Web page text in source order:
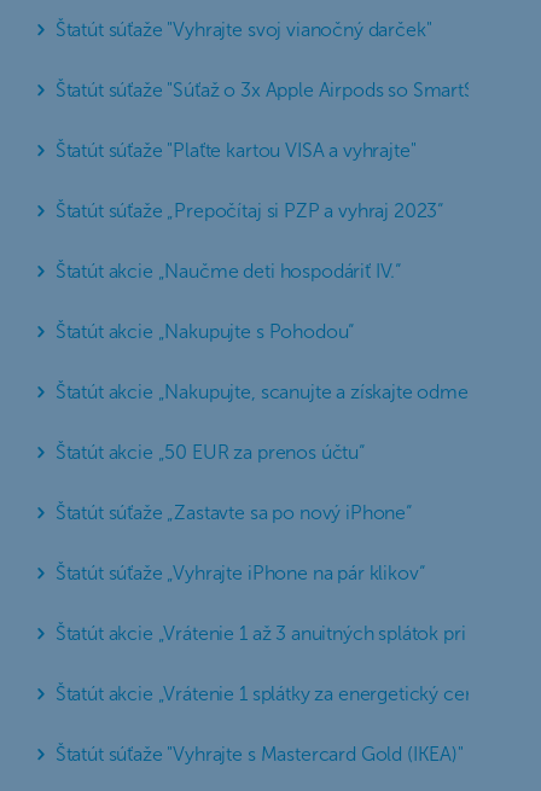
Štatút súťaže "Vyhrajte svoj vianočný darček"
Štatút súťaže "Súťaž o 3x Apple Airpods so SmartSlužby+"
Štatút súťaže "Plaťte kartou VISA a vyhrajte"
Štatút súťaže „Prepočítaj si PZP a vyhraj 2023“
Štatút akcie „Naučme deti hospodáriť IV.“
Štatút akcie „Nakupujte s Pohodou“
Štatút akcie „Nakupujte, scanujte a získajte odmenu“
Štatút akcie „50 EUR za prenos účtu“
Štatút súťaže „Zastavte sa po nový iPhone“
Štatút súťaže „Vyhrajte iPhone na pár klikov“
Štatút akcie „Vrátenie 1 až 3 anuitných splátok pri
Štatút akcie „Vrátenie 1 splátky za energetický certifikát
Štatút súťaže "Vyhrajte s Mastercard Gold (IKEA)"